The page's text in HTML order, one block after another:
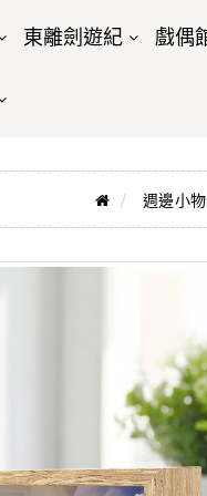
東離劍遊紀 戲偶
週邊小物